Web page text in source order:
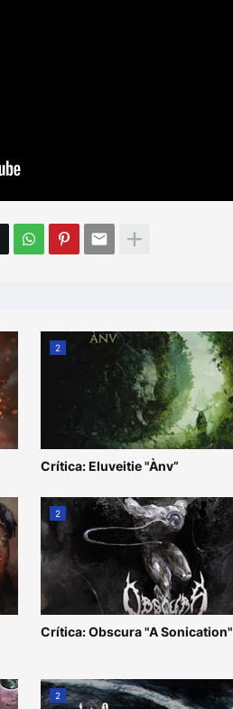
2
Crítica: Eluveitie "Ànv”
2
Crítica: Obscura "A Sonication"
2